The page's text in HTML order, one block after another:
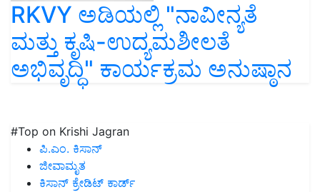
RKVY ಅಡಿಯಲ್ಲಿ "ನಾವೀನ್ಯತೆ
ಮತ್ತು ಕೃಷಿ-ಉದ್ಯಮಶೀಲತೆ
ಅಭಿವೃದ್ಧಿ" ಕಾರ್ಯಕ್ರಮ ಅನುಷ್ಠಾನ
#Top on Krishi Jagran
ಪಿ.ಎಂ. ಕಿಸಾನ್
ಜೀವಾಮೃತ
ಕಿಸಾನ್ ಕ್ರೇಡಿಟ್ ಕಾರ್ಡ್